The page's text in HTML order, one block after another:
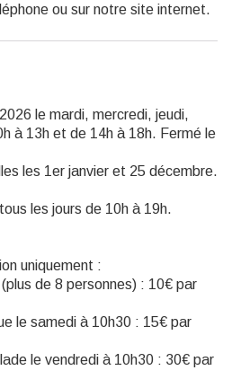
ou sur notre site internet.
le mardi, mercredi, jeudi,
à 13h et de 14h à 18h. Fermé le
les 1er janvier et 25 décembre.
les jours de 10h à 19h.
uniquement :
de 8 personnes) : 10€ par
le samedi à 10h30 : 15€ par
le vendredi à 10h30 : 30€ par